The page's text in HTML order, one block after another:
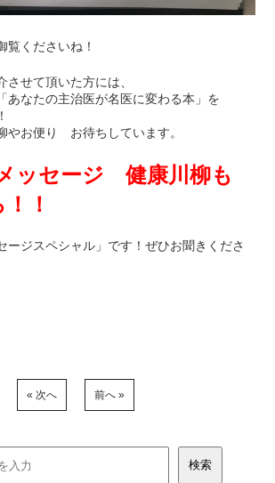
覧くださいね！
させて頂いた方には、
あなたの主治医が名医に変わる本」を
やお便り お待ちしています。
ッセージ 健康川柳も
！
ージスペシャル」です！ぜひお聞きくださ
« 次へ 前へ »